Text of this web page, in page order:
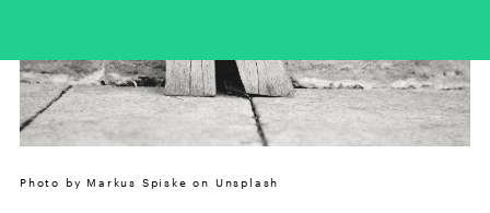
Photo by Markus Spiske on Unsplash